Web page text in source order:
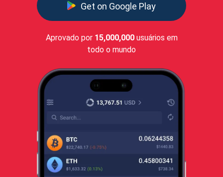
Get on Google Play
Aprovado por 15,000,000usuários em
todo o mundo